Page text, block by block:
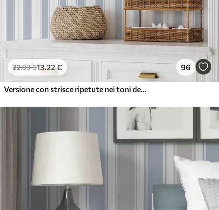
22.03€13.22€ 96
Versione con strisce ripetute nei toni del grigio-blu